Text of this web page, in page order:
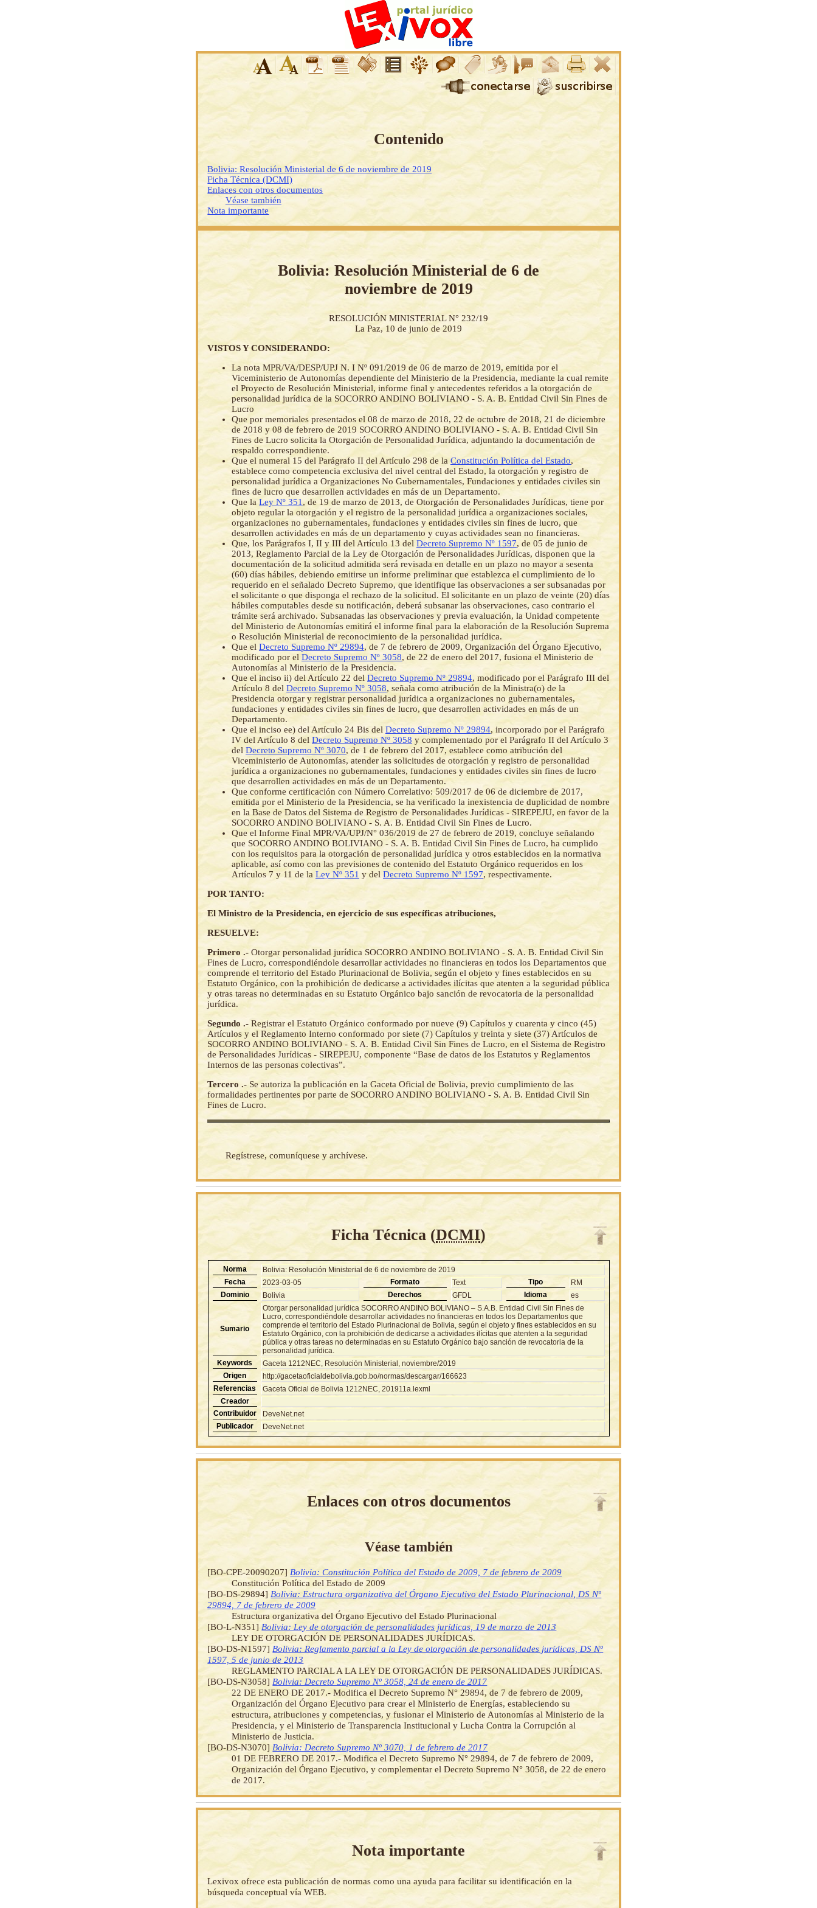
Contenido
Bolivia: Resolución Ministerial de 6 de noviembre de 2019
Ficha Técnica (DCMI)
Enlaces con otros documentos
Véase también
Nota importante
Bolivia: Resolución Ministerial de 6 de
noviembre de 2019
RESOLUCIÓN MINISTERIAL N° 232/19
La Paz, 10 de junio de 2019
VISTOS Y CONSIDERANDO:
La nota MPR/VA/DESP/UPJ N. I Nº 091/2019 de 06 de marzo de 2019, emitida por el
Viceministerio de Autonomías dependiente del Ministerio de la Presidencia, mediante la cual remite
el Proyecto de Resolución Ministerial, informe final y antecedentes referidos a la otorgación de
personalidad jurídica de la SOCORRO ANDINO BOLIVIANO - S. A. B. Entidad Civil Sin Fines de
Lucro
Que por memoriales presentados el 08 de marzo de 2018, 22 de octubre de 2018, 21 de diciembre
de 2018 y 08 de febrero de 2019 SOCORRO ANDINO BOLIVIANO - S. A. B. Entidad Civil Sin
Fines de Lucro solicita la Otorgación de Personalidad Jurídica, adjuntando la documentación de
respaldo correspondiente.
Que el numeral 15 del Parágrafo II del Artículo 298 de la Constitución Política del Estado,
establece como competencia exclusiva del nivel central del Estado, la otorgación y registro de
personalidad jurídica a Organizaciones No Gubernamentales, Fundaciones y entidades civiles sin
fines de lucro que desarrollen actividades en más de un Departamento.
Que laLey Nº 351, de 19 de marzo de 2013, de Otorgación de Personalidades Jurídicas, tiene por
objeto regular la otorgación y el registro de la personalidad jurídica a organizaciones sociales,
organizaciones no gubernamentales, fundaciones y entidades civiles sin fines de lucro, que
desarrollen actividades en más de un departamento y cuyas actividades sean no financieras.
Que, los Parágrafos I, II y III del Artículo 13 del Decreto Supremo Nº 1597, de 05 de junio de
2013, Reglamento Parcial de la Ley de Otorgación de Personalidades Jurídicas, disponen que la
documentación de la solicitud admitida será revisada en detalle en un plazo no mayor a sesenta
(60) días hábiles, debiendo emitirse un informe preliminar que establezca el cumplimiento de lo
requerido en el señalado Decreto Supremo, que identifique las observaciones a ser subsanadas por
el solicitante o que disponga el rechazo de la solicitud. El solicitante en un plazo de veinte (20) días
hábiles computables desde su notificación, deberá subsanar las observaciones, caso contrario el
trámite será archivado. Subsanadas las observaciones y previa evaluación, la Unidad competente
del Ministerio de Autonomías emitirá el informe final para la elaboración de la Resolución Suprema
o Resolución Ministerial de reconocimiento de la personalidad jurídica.
Que el Decreto Supremo Nº 29894, de 7 de febrero de 2009, Organización del Órgano Ejecutivo,
modificado por el Decreto Supremo Nº 3058, de 22 de enero del 2017, fusiona el Ministerio de
Autonomías al Ministerio de la Presidencia.
Que el inciso ii) del Artículo 22 del Decreto Supremo Nº 29894, modificado por el Parágrafo III del
Artículo 8 del Decreto Supremo Nº 3058, señala como atribución de la Ministra(o) de la
Presidencia otorgar y registrar personalidad jurídica a organizaciones no gubernamentales,
fundaciones y entidades civiles sin fines de lucro, que desarrollen actividades en más de un
Departamento.
Que el inciso ee) del Artículo 24 Bis del Decreto Supremo Nº 29894, incorporado por el Parágrafo
IV del Artículo 8 del Decreto Supremo Nº 3058 y complementado por el Parágrafo II del Artículo 3
del Decreto Supremo Nº 3070, de 1 de febrero del 2017, establece como atribución del
Viceministerio de Autonomías, atender las solicitudes de otorgación y registro de personalidad
jurídica a organizaciones no gubernamentales, fundaciones y entidades civiles sin fines de lucro
que desarrollen actividades en más de un Departamento.
Que conforme certificación con Número Correlativo: 509/2017 de 06 de diciembre de 2017,
emitida por el Ministerio de la Presidencia, se ha verificado la inexistencia de duplicidad de nombre
en la Base de Datos del Sistema de Registro de Personalidades Jurídicas - SIREPEJU, en favor de la
SOCORRO ANDINO BOLIVIANO - S. A. B. Entidad Civil Sin Fines de Lucro.
Que el Informe Final MPR/VA/UPJ/N° 036/2019 de 27 de febrero de 2019, concluye señalando
que SOCORRO ANDINO BOLIVIANO - S. A. B. Entidad Civil Sin Fines de Lucro, ha cumplido
con los requisitos para la otorgación de personalidad jurídica y otros establecidos en la normativa
aplicable, así como con las previsiones de contenido del Estatuto Orgánico requeridos en los
Artículos 7 y 11 de la Ley Nº 351 y del Decreto Supremo Nº 1597, respectivamente.
POR TANTO:
El Ministro de la Presidencia, en ejercicio de sus específicas atribuciones,
RESUELVE:
Primero .- Otorgar personalidad jurídica SOCORRO ANDINO BOLIVIANO - S. A. B. Entidad Civil Sin
Fines de Lucro, correspondiéndole desarrollar actividades no financieras en todos los Departamentos que
comprende el territorio del Estado Plurinacional de Bolivia, según el objeto y fines establecidos en su
Estatuto Orgánico, con la prohibición de dedicarse a actividades ilícitas que atenten a la seguridad pública
y otras tareas no determinadas en su Estatuto Orgánico bajo sanción de revocatoria de la personalidad
jurídica.
Segundo .- Registrar el Estatuto Orgánico conformado por nueve (9) Capítulos y cuarenta y cinco (45)
Artículos y el Reglamento Interno conformado por siete (7) Capítulos y treinta y siete (37) Artículos de
SOCORRO ANDINO BOLIVIANO - S. A. B. Entidad Civil Sin Fines de Lucro, en el Sistema de Registro
de Personalidades Jurídicas - SIREPEJU, componente “Base de datos de los Estatutos y Reglamentos
Internos de las personas colectivas”.
Tercero .- Se autoriza la publicación en la Gaceta Oficial de Bolivia, previo cumplimiento de las
formalidades pertinentes por parte de SOCORRO ANDINO BOLIVIANO - S. A. B. Entidad Civil Sin
Fines de Lucro.
Regístrese, comuníquese y archívese.
Ficha Técnica (DCMI)
Norma
Bolivia: Resolución Ministerial de 6 de noviembre de 2019
Fecha
2023-03-05 Formato Text Tipo
RM
Dominio
Bolivia Derechos GFDL Idioma es
Sumario
Otorgar personalidad jurídica SOCORRO ANDINO BOLIVIANO – S.A.B. Entidad Civil Sin Fines de
Lucro, correspondiéndole desarrollar actividades no financieras en todos los Departamentos que
comprende el territorio del Estado Plurinacional de Bolivia, según el objeto y fines establecidos en su
Estatuto Orgánico, con la prohibición de dedicarse a actividades ilícitas que atenten a la seguridad
pública y otras tareas no determinadas en su Estatuto Orgánico bajo sanción de revocatoria de la
personalidad jurídica.
Keywords
Gaceta 1212NEC, Resolución Ministerial, noviembre/2019
Origen
http://gacetaoficialdebolivia.gob.bo/normas/descargar/166623
Referencias
Gaceta Oficial de Bolivia 1212NEC, 201911a.lexml
Creador
Contribuidor
DeveNet.net
Publicador
DeveNet.net
Enlaces con otros documentos
Véase también
[BO-CPE-20090207] Bolivia: Constitución Política del Estado de 2009, 7 de febrero de 2009
Constitución Política del Estado de 2009
[BO-DS-29894] Bolivia: Estructura organizativa del Órgano Ejecutivo del Estado Plurinacional, DS Nº
29894, 7 de febrero de 2009
Estructura organizativa del Órgano Ejecutivo del Estado Plurinacional
[BO-L-N351] Bolivia: Ley de otorgación de personalidades jurídicas, 19 de marzo de 2013
LEY DE OTORGACIÓN DE PERSONALIDADES JURÍDICAS.
[BO-DS-N1597] Bolivia: Reglamento parcial a la Ley de otorgación de personalidades jurídicas, DS Nº
1597, 5 de junio de 2013
REGLAMENTO PARCIAL A LA LEY DE OTORGACIÓN DE PERSONALIDADES JURÍDICAS.
[BO-DS-N3058] Bolivia: Decreto Supremo Nº 3058, 24 de enero de 2017
22 DE ENERO DE 2017.- Modifica el Decreto Supremo N° 29894, de 7 de febrero de 2009,
Organización del Órgano Ejecutivo para crear el Ministerio de Energías, estableciendo su
estructura, atribuciones y competencias, y fusionar el Ministerio de Autonomías al Ministerio de la
Presidencia, y el Ministerio de Transparencia Institucional y Lucha Contra la Corrupción al
Ministerio de Justicia.
[BO-DS-N3070] Bolivia: Decreto Supremo Nº 3070, 1 de febrero de 2017
01 DE FEBRERO DE 2017.- Modifica el Decreto Supremo N° 29894, de 7 de febrero de 2009,
Organización del Órgano Ejecutivo, y complementar el Decreto Supremo N° 3058, de 22 de enero
de 2017.
Nota importante
Lexivox ofrece esta publicación de normas como una ayuda para facilitar su identificación en la
búsqueda conceptual vía WEB.